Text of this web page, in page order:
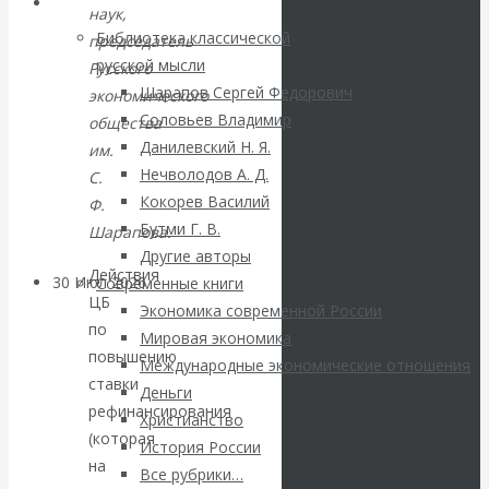
Библиотека классической
русской мысли
Шарапов Сергей Федорович
Соловьев Владимир
Данилевский Н. Я.
Нечволодов А. Д.
Кокорев Василий
Бутми Г. В.
Другие авторы
Современные книги
Экономика современной России
Мировая экономика
Международные экономические отношения
Деньги
Христианство
История России
Все рубрики…
ВАлентин
Катасонов.
Саммит НАТО в
Турции: Drang
nach Osten
30 Июл 2026Банки
Валентин
Катасонов. Кто
определяет
наук,
председатель
Русского
экономического
общества
им.
С.
Ф.
Шарапова.
Действия
ЦБ
по
повышению
ставки
рефинансирования
(которая
на